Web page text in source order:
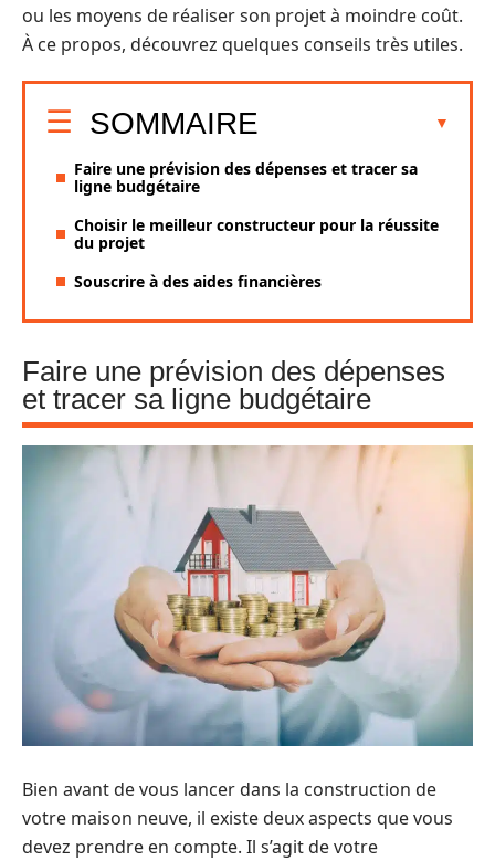
ou les moyens de réaliser son projet à moindre coût.
À ce propos, découvrez quelques conseils très utiles.
SOMMAIRE
Faire une prévision des dépenses et tracer sa
ligne budgétaire
Choisir le meilleur constructeur pour la réussite
du projet
Souscrire à des aides financières
Faire une prévision des dépenses
et tracer sa ligne budgétaire
Bien avant de vous lancer dans la construction de
votre maison neuve, il existe deux aspects que vous
devez prendre en compte. Il s’agit de votre